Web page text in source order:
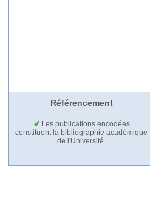
Référencement
Les publications encodées
constituent la bibliographie académique
de l'Université.